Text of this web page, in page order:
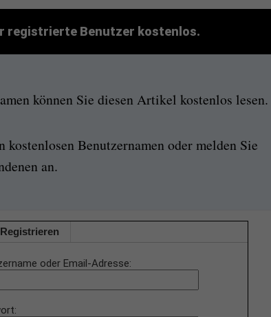
registrierte Benutzer kostenlos.
können Sie diesen Artikel kostenlos lesen.
kostenlosen Benutzernamen oder melden Sie
an.
Registrieren
oder Email-Adresse